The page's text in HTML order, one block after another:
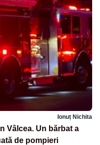
Ionuț Nichita
Vâlcea. Un bărbat a
de pompieri